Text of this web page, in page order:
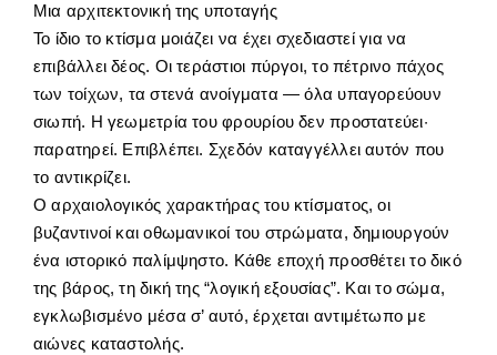
Μια αρχιτεκτονική της υποταγής
Το ίδιο το κτίσμα μοιάζει να έχει σχεδιαστεί για να
επιβάλλει δέος. Οι τεράστιοι πύργοι, το πέτρινο πάχος
των τοίχων, τα στενά ανοίγματα — όλα υπαγορεύουν
σιωπή. Η γεωμετρία του φρουρίου δεν προστατεύει·
παρατηρεί. Επιβλέπει. Σχεδόν καταγγέλλει αυτόν που
το αντικρίζει.
Ο αρχαιολογικός χαρακτήρας του κτίσματος, οι
βυζαντινοί και οθωμανικοί του στρώματα, δημιουργούν
ένα ιστορικό παλίμψηστο. Κάθε εποχή προσθέτει το δικό
της βάρος, τη δική της “λογική εξουσίας”. Και το σώμα,
εγκλωβισμένο μέσα σ’ αυτό, έρχεται αντιμέτωπο με
αιώνες καταστολής.